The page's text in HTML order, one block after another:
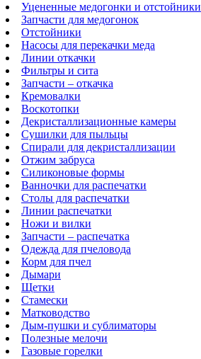
Уцененные медогонки и отстойники
Запчасти для медогонок
Отстойники
Насосы для перекачки меда
Линии откачки
Фильтры и сита
Запчасти – откачка
Кремовалки
Воскотопки
Декристаллизационные камеры
Сушилки для пыльцы
Спирали для декристаллизации
Отжим забруса
Силиконовые формы
Ванночки для распечатки
Столы для распечатки
Линии распечатки
Ножи и вилки
Запчасти – распечатка
Одежда для пчеловода
Корм для пчел
Дымари
Щетки
Стамески
Матководство
Дым-пушки и сублиматоры
Полезные мелочи
Газовые горелки